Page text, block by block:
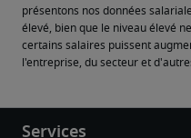
présentons nos données
élevé, bien que le niveau élevé
certains salaires puissent
l'entreprise, du secteur et